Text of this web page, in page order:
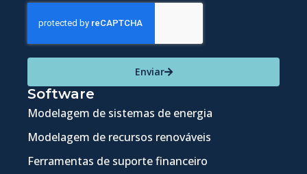
Enviar
Software
Modelagem de sistemas de energia
Modelagem de recursos renováveis
Ferramentas de suporte financeiro